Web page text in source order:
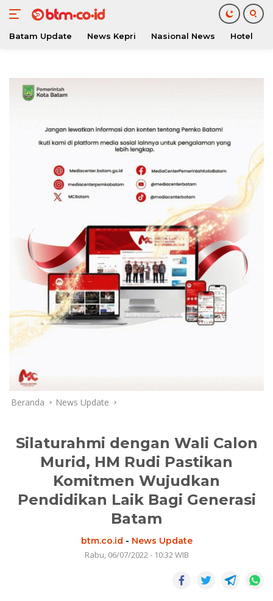
konten
Batam Update News Kepri Nasional News Hotel
Beranda News Update
Silaturahmi dengan Wali Calon
Murid, HM Rudi Pastikan
Komitmen Wujudkan
Pendidikan Laik Bagi Generasi
Batam
btm.co.id - News Update
Rabu, 06/07/2022 - 10:32 WIB